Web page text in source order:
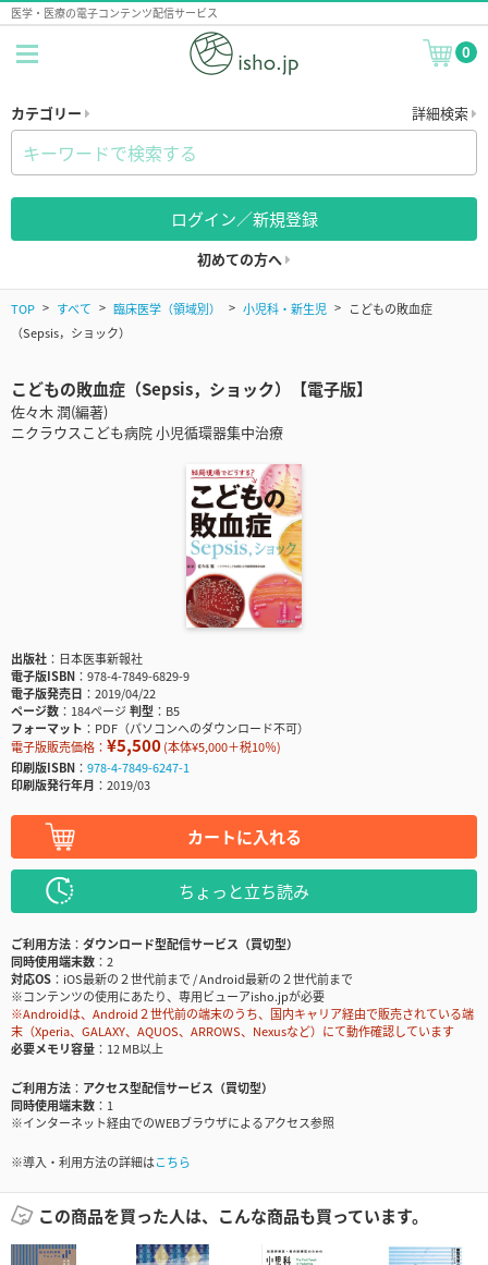
医学・医療の電子コンテンツ配信サービス
0
カテゴリー 詳細検索
ログイン／新規登録
初めての方へ
TOP すべて 臨床医学（領域別） 小児科・新生児
こどもの敗血症
（Sepsis，ショック）
こどもの敗血症（Sepsis，ショック）【電子版】
佐々木 潤(編著)
ニクラウスこども病院 小児循環器集中治療
出版社
日本医事新報社
電子版ISBN
978-4-7849-6829-9
電子版発売日
2019/04/22
ページ数
184ページ判型
B5
フォーマット
PDF（パソコンへのダウンロード不可）
電子版販売価格： ¥5,500(本体¥5,000＋税10％)
印刷版ISBN
978-4-7849-6247-1
印刷版発行年月
2019/03
カートに入れる
ちょっと立ち読み
ご利用方法
ダウンロード型配信サービス（買切型）
同時使用端末数
2
対応OS
iOS最新の２世代前まで / Android最新の２世代前まで
※コンテンツの使用にあたり、専用ビューアisho.jpが必要
※Androidは、Android２世代前の端末のうち、国内キャリア経由で販売されている端
末（Xperia、GALAXY、AQUOS、ARROWS、Nexusなど）にて動作確認しています
必要メモリ容量
12 MB以上
ご利用方法
アクセス型配信サービス（買切型）
同時使用端末数
1
※インターネット経由でのWEBブラウザによるアクセス参照
※導入・利用方法の詳細はこちら
この商品を買った人は、こんな商品も買っています。